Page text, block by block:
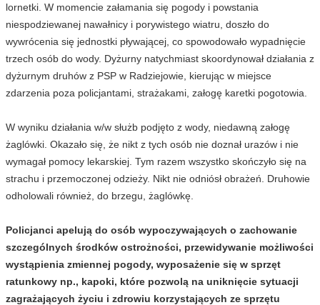
lornetki. W momencie załamania się pogody i powstania
niespodziewanej nawałnicy i porywistego wiatru, doszło do
wywrócenia się jednostki pływającej, co spowodowało wypadnięcie
trzech osób do wody. Dyżurny natychmiast skoordynował działania z
dyżurnym druhów z PSP w Radziejowie, kierując w miejsce
zdarzenia poza policjantami, strażakami, załogę karetki pogotowia.
W wyniku działania w/w służb podjęto z wody, niedawną załogę
żaglówki. Okazało się, że nikt z tych osób nie doznał urazów i nie
wymagał pomocy lekarskiej. Tym razem wszystko skończyło się na
strachu i przemoczonej odzieży. Nikt nie odniósł obrażeń. Druhowie
odholowali również, do brzegu, żaglówkę.
Policjanci apelują do osób wypoczywających o zachowanie
szczególnych środków ostrożności, przewidywanie możliwości
wystąpienia zmiennej pogody, wyposażenie się w sprzęt
ratunkowy np., kapoki, które pozwolą na uniknięcie sytuacji
zagrażających życiu i zdrowiu korzystających ze sprzętu